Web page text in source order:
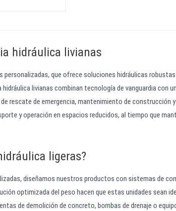
hidráulica livianas
personalizadas, que ofrece soluciones hidráulicas
livianas combinan tecnología de vanguardia con
rescate de emergencia, mantenimiento de construcción
y operación en espacios reducidos, al tiempo que
ligeras?
diseñamos nuestros productos con sistemas de
optimizada del peso hacen que estas unidades sean
de demolición de concreto, bombas de drenaje o